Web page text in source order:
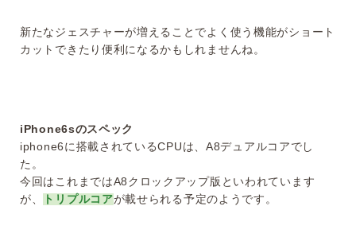
新たなジェスチャーが増えることでよく使う機能がショート
カットできたり便利になるかもしれませんね。
iPhone6sのスペック
iphone6に搭載されているCPUは、A8デュアルコアでし
た。
今回はこれまではA8クロックアップ版といわれています
が、
トリプルコアが載せられる予定のようです。